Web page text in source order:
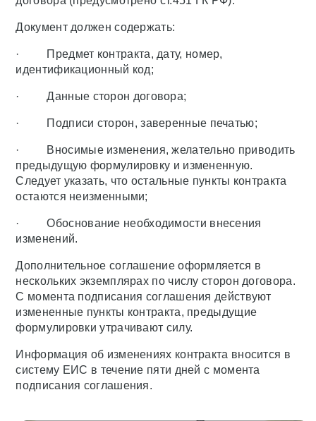
Документ должен содержать:
· Предмет контракта, дату, номер,
идентификационный код;
· Данные сторон договора;
· Подписи сторон, заверенные печатью;
· Вносимые изменения, желательно приводить
предыдущую формулировку и измененную.
Следует указать, что остальные пункты контракта
остаются неизменными;
· Обоснование необходимости внесения
изменений.
Дополнительное соглашение оформляется в
нескольких экземплярах по числу сторон договора.
С момента подписания соглашения действуют
измененные пункты контракта, предыдущие
формулировки утрачивают силу.
Информация об изменениях контракта вносится в
систему ЕИС в течение пяти дней с момента
подписания соглашения.